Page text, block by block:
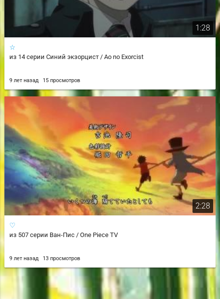
1:28
☆
из 14 серии Синий экзорцист / Ao no Exorcist
9 лет назад 15 просмотров
2:28
♡
из 507 серии Ван-Пис / One Piece TV
9 лет назад 13 просмотров